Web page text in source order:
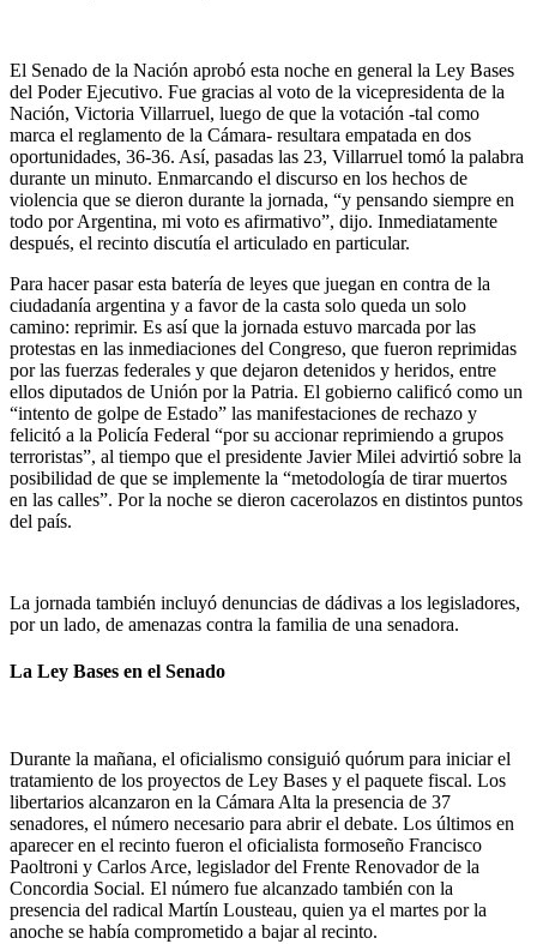
El Senado de la Nación aprobó esta noche en general la Ley Bases
del Poder Ejecutivo. Fue gracias al voto de la vicepresidenta de la
Nación, Victoria Villarruel, luego de que la votación -tal como
marca el reglamento de la Cámara- resultara empatada en dos
oportunidades, 36-36. Así, pasadas las 23, Villarruel tomó la palabra
durante un minuto. Enmarcando el discurso en los hechos de
violencia que se dieron durante la jornada, “y pensando siempre en
todo por Argentina, mi voto es afirmativo”, dijo. Inmediatamente
después, el recinto discutía el articulado en particular.
Para hacer pasar esta batería de leyes que juegan en contra de la
ciudadanía argentina y a favor de la casta solo queda un solo
camino: reprimir. Es así que la jornada estuvo marcada por las
protestas en las inmediaciones del Congreso, que fueron reprimidas
por las fuerzas federales y que dejaron detenidos y heridos, entre
ellos diputados de Unión por la Patria. El gobierno calificó como un
“intento de golpe de Estado” las manifestaciones de rechazo y
felicitó a la Policía Federal “por su accionar reprimiendo a grupos
terroristas”, al tiempo que el presidente Javier Milei advirtió sobre la
posibilidad de que se implemente la “metodología de tirar muertos
en las calles”. Por la noche se dieron cacerolazos en distintos puntos
del país.
La jornada también incluyó denuncias de dádivas a los legisladores,
por un lado, de amenazas contra la familia de una senadora.
La Ley Bases en el Senado
Durante la mañana, el oficialismo consiguió quórum para iniciar el
tratamiento de los proyectos de Ley Bases y el paquete fiscal. Los
libertarios alcanzaron en la Cámara Alta la presencia de 37
senadores, el número necesario para abrir el debate. Los últimos en
aparecer en el recinto fueron el oficialista formoseño Francisco
Paoltroni y Carlos Arce, legislador del Frente Renovador de la
Concordia Social. El número fue alcanzado también con la
presencia del radical Martín Lousteau, quien ya el martes por la
anoche se había comprometido a bajar al recinto.